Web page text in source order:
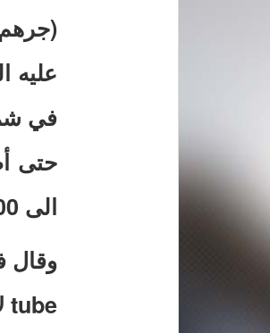
عليه
في
حتى
الى 300 مليون لسان.
tube لا حقا.